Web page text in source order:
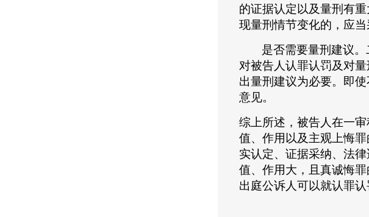
的证据认定以及量刑有
现量刑情节变化的，应当
是否需要量刑建议
对被告人认罪认罚及对
出量刑建议为必要。即
意见。
综上所述，被告人在一
值、作用以及主观上悔
实认定、证据采纳、法
值、作用大，且真诚悔
出庭公诉人可以就认罪